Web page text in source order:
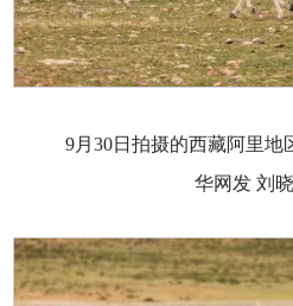
9月30日拍摄的西藏阿里
华网发 刘